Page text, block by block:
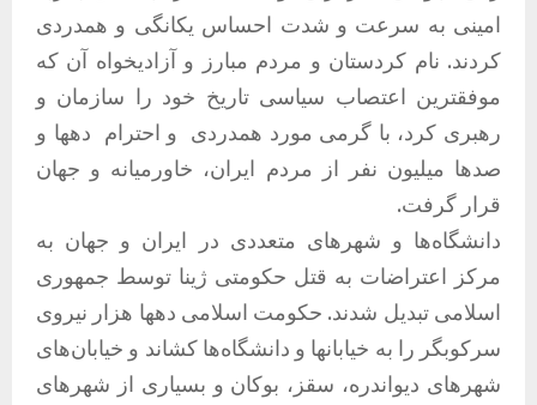
امینی به سرعت و شدت احساس یکانگی و همدردی
کردند. نام کردستان و مردم مبارز و آزادیخواه آن که
موفقترین اعتصاب سیاسی تاریخ خود را سازمان و
رهبری کرد، با گرمی مورد همدردی و احترام دهها و
صدها میلیون نفر از مردم ایران، خاورمیانه و جهان
قرار گرفت.
دانشگاه‌ها و شهرهای متعددی در ایران و جهان به
مرکز اعتراضات به قتل حکومتی ژینا توسط جمهوری
اسلامی تبدیل شدند. حکومت اسلامی دهها هزار نیروی
سرکوبگر را به خیابانها و دانشگاه‌ها کشاند و خیابان‌های
شهرهای دیواندره، سقز، بوکان و بسیاری از شهرهای